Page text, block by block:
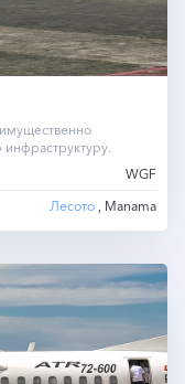
WGF
Лесото , Manama